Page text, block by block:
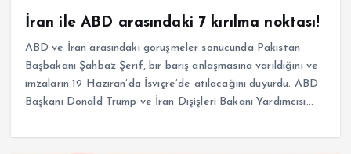
İran ile ABD arasındaki 7 kırılma noktası!
ABD ve İran arasındaki görüşmeler sonucunda Pakistan
Başbakanı Şahbaz Şerif, bir barış anlaşmasına varıldığını ve
imzaların 19 Haziran’da İsviçre’de atılacağını duyurdu. ABD
Başkanı Donald Trump ve İran Dışişleri Bakanı Yardımcısı…